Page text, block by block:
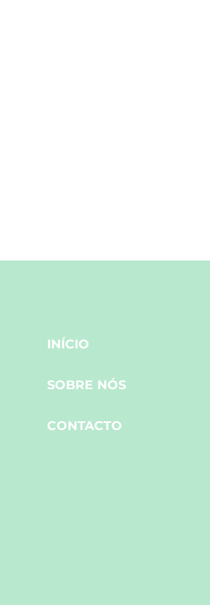
INÍCIO
SOBRE NÓS
CONTACTO